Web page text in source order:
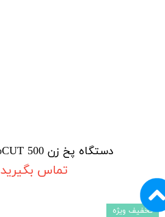
دستگاه پخ زن BDS AutoCUT 500
تماس بگیرید
تخفیف ویژه